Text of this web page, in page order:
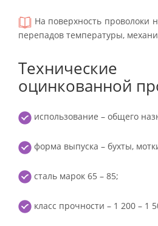
На поверхность проволоки
перепадов температуры,
Технические
оцинкованной
использование – общего
форма выпуска – бухты,
сталь марок 65 – 85;
класс прочности – 1 200 – 1